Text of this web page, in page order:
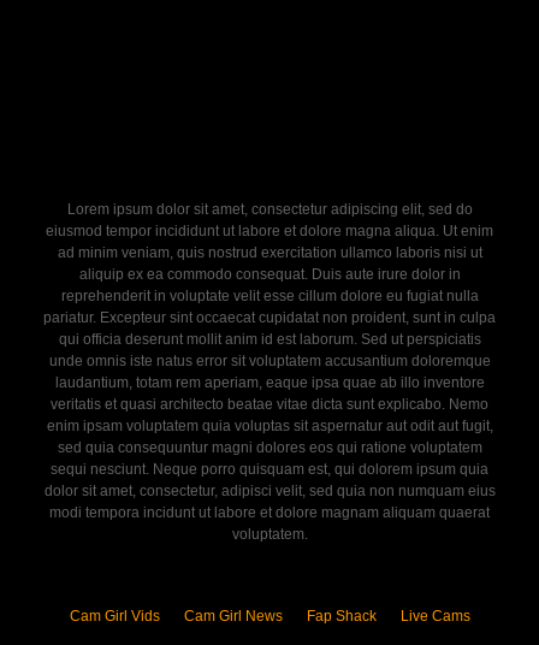
Lorem ipsum dolor sit amet, consectetur adipiscing elit, sed do
eiusmod tempor incididunt ut labore et dolore magna aliqua. Ut enim
ad minim veniam, quis nostrud exercitation ullamco laboris nisi ut
aliquip ex ea commodo consequat. Duis aute irure dolor in
reprehenderit in voluptate velit esse cillum dolore eu fugiat nulla
pariatur. Excepteur sint occaecat cupidatat non proident, sunt in culpa
qui officia deserunt mollit anim id est laborum. Sed ut perspiciatis
unde omnis iste natus error sit voluptatem accusantium doloremque
laudantium, totam rem aperiam, eaque ipsa quae ab illo inventore
veritatis et quasi architecto beatae vitae dicta sunt explicabo. Nemo
enim ipsam voluptatem quia voluptas sit aspernatur aut odit aut fugit,
sed quia consequuntur magni dolores eos qui ratione voluptatem
sequi nesciunt. Neque porro quisquam est, qui dolorem ipsum quia
dolor sit amet, consectetur, adipisci velit, sed quia non numquam eius
modi tempora incidunt ut labore et dolore magnam aliquam quaerat
voluptatem.
Cam Girl Vids Cam Girl News Fap Shack Live Cams